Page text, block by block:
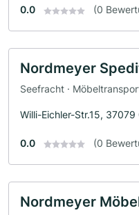
0.0 (0
Nordmeyer
Seefracht ·
Willi-Eichler-Str.15,
0.0 (0
Nordmeyer